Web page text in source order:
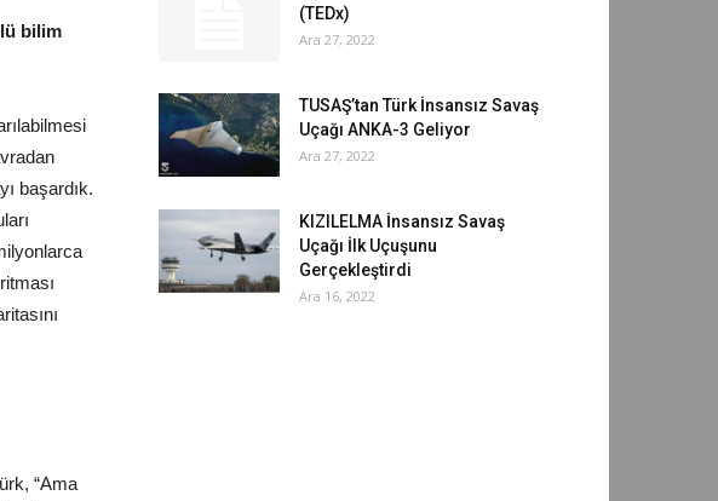
bilim
başardık.
“Ama
(TEDx)
Ara 27, 2022
TUSAŞ’tan Türk İnsansız Savaş
Uçağı ANKA-3 Geliyor
Ara 27, 2022
KIZILELMA İnsansız Savaş
Uçağı İlk Uçuşunu
Gerçekleştirdi
Ara 16, 2022